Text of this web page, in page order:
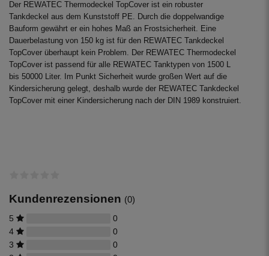
Der REWATEC Thermodeckel TopCover ist ein robuster
Tankdeckel aus dem Kunststoff PE. Durch die doppelwandige
Bauform gewährt er ein hohes Maß an Frostsicherheit. Eine
Dauerbelastung von 150 kg ist für den REWATEC Tankdeckel
TopCover überhaupt kein Problem. Der REWATEC Thermodeckel
TopCover ist passend für alle REWATEC Tanktypen von 1500 L
bis 50000 Liter. Im Punkt Sicherheit wurde großen Wert auf die
Kindersicherung gelegt, deshalb wurde der REWATEC Tankdeckel
TopCover mit einer Kindersicherung nach der DIN 1989 konstruiert.
Kundenrezensionen (0)
5
0
4
0
3
0